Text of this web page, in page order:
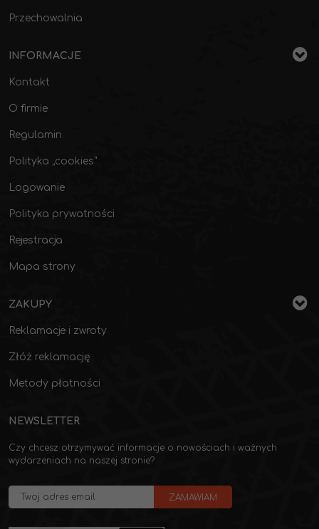
Przechowalnia
INFORMACJE
Kontakt
O firmie
Regulamin
Polityka „cookies”
Logowanie
Polityka prywatności
Rejestracja
Mapa strony
ZAKUPY
Reklamacje i zwroty
Złóż reklamację
Metody płatności
NEWSLETTER
Czy chcesz otrzymywać informacje o nowościach i ważnych
wydarzeniach na naszej stronie?